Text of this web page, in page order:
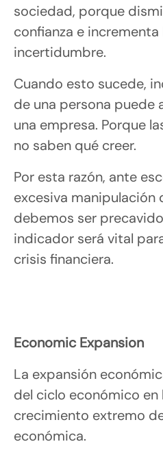
sociedad, porque
confianza e incrementa
incertidumbre.
Cuando esto sucede,
de una persona puede
una empresa. Porque
no saben qué creer.
Por esta razón, ante
excesiva manipulación
debemos ser
indicador será vital
crisis financiera.
Economic Expansion
La expansión
del ciclo económico en
crecimiento extremo
económica.